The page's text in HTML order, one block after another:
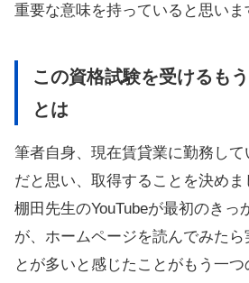
重要な意味を持っていると思いま
この資格試験を受けるも
とは
筆者自身、現在賃貸業に勤務し
だと思い、取得することを決めま
棚田先生のYouTubeが最初のきっ
が、ホームページを読んでみたら
とが多いと感じたことがもう一つ